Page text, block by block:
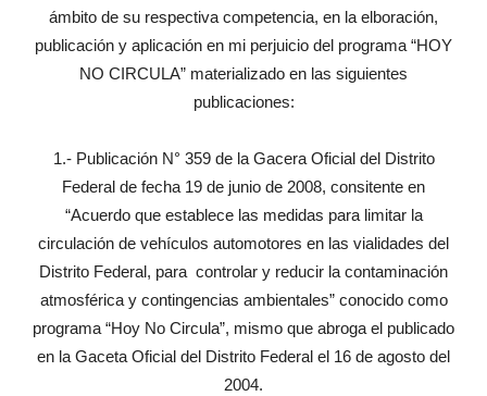
ámbito de su respectiva competencia, en la elboración,
publicación y aplicación en mi perjuicio del programa “HOY
NO CIRCULA” materializado en las siguientes
publicaciones:
1.- Publicación N° 359 de la Gacera Oficial del Distrito
Federal de fecha 19 de junio de 2008, consitente en
“Acuerdo que establece las medidas para limitar la
circulación de vehículos automotores en las vialidades del
Distrito Federal, para controlar y reducir la contaminación
atmosférica y contingencias ambientales” conocido como
programa “Hoy No Circula”, mismo que abroga el publicado
en la Gaceta Oficial del Distrito Federal el 16 de agosto del
2004.